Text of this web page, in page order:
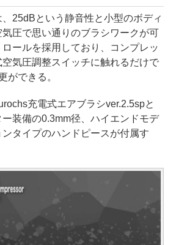
25dBという静音性と小型のボディ
圧で思い通りのブラシワークが可
ールを採用しており、コンプレッ
気圧調整スイッチに触れるだけで
ができる。
充電式エアブラシver.2.5spと
装備の0.3mm径、ハイエンドモデ
タイプのハンドピースが付属す